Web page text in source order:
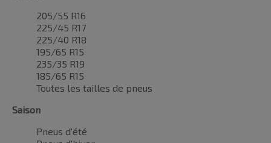
205/55 R16
225/45 R17
225/40 R18
195/65 R15
235/35 R19
185/65 R15
Toutes les tailles de pneus
Saison
Pneus d'été